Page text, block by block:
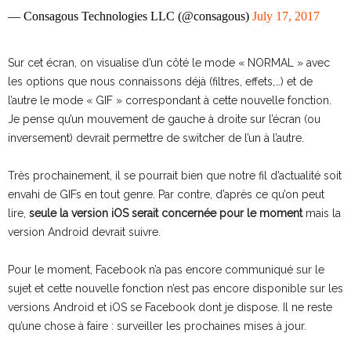
— Consagous Technologies LLC (@consagous) July 17, 2017
Sur cet écran, on visualise d’un côté le mode « NORMAL » avec
les options que nous connaissons déjà (filtres, effets,…) et de
l’autre le mode « GIF » correspondant à cette nouvelle fonction.
Je pense qu’un mouvement de gauche à droite sur l’écran (ou
inversement) devrait permettre de switcher de l’un à l’autre.
Très prochainement, il se pourrait bien que notre fil d’actualité soit
envahi de GIFs en tout genre. Par contre, d’après ce qu’on peut
lire, seule la version iOS serait concernée pour le momentmais la
version Android devrait suivre.
Pour le moment, Facebook n’a pas encore communiqué sur le
sujet et cette nouvelle fonction n’est pas encore disponible sur les
versions Android et iOS se Facebook dont je dispose. Il ne reste
qu’une chose à faire : surveiller les prochaines mises à jour.